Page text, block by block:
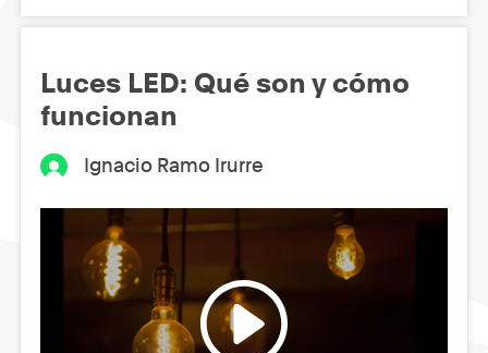
Luces LED: Qué son y cómo
funcionan
Ignacio Ramo Irurre